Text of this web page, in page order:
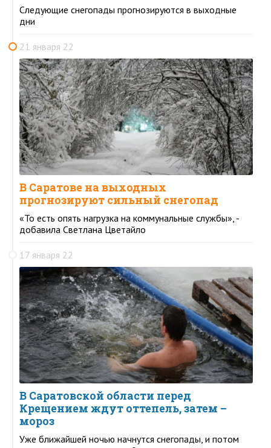
Следующие снегопады прогнозируются в выходные
дни
21 января 22
В Саратове на выходных
прогнозируют сильный снегопад
«То есть опять нагрузка на коммунальные службы», -
добавила Светлана Цветайло
17 января 22
В Саратовской области перед
Крещением ждут оттепель, затем –
мороз
Уже ближайшей ночью начнутся снегопады, и потом